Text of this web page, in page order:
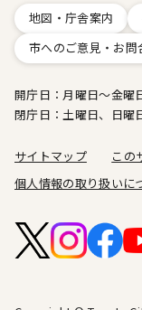
地図・庁舎案内
市へのご意見・お問
開庁日：月曜日～金
閉庁日：土曜日、日曜
サイトマップ
この
個人情報の取り扱いに